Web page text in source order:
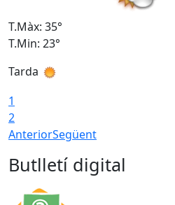
T.Màx: 35°
T.Min: 23°
Tarda
1
2
AnteriorSegüent
Butlletí digital